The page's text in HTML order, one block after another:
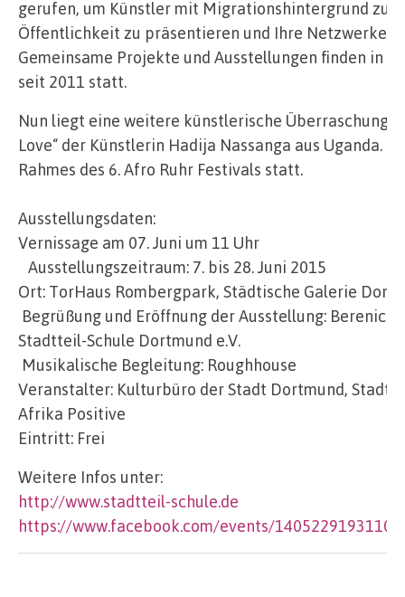
gerufen, um Künstler mit Migrationshintergrund zu
Öffentlichkeit zu präsentieren und Ihre Netzwerke
Gemeinsame Projekte und Ausstellungen finden in
seit 2011 statt.
Nun liegt eine weitere künstlerische Überraschung
Love“ der Künstlerin Hadija Nassanga aus Uganda.
Rahmes des 6. Afro Ruhr Festivals statt.
Ausstellungsdaten:
Vernissage am 07. Juni um 11 Uhr
Ausstellungszeitraum: 7. bis 28. Juni 2015
Ort: TorHaus Rombergpark, Städtische Galerie
Begrüßung und Eröffnung der Ausstellung:
Stadtteil-Schule Dortmund e.V.
Musikalische Begleitung: Roughhouse
Veranstalter: Kulturbüro der Stadt Dortmund,
Afrika Positive
Eintritt: Frei
Weitere Infos unter:
http://www.stadtteil-schule.de
https://www.facebook.com/events/